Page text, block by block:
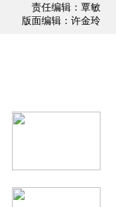
责任编辑：覃敏
版面编辑：许金玲